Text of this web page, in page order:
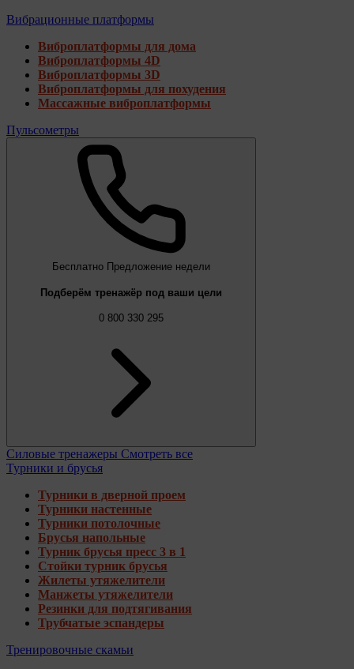
Вибрационные платформы
Виброплатформы для дома
Виброплатформы 4D
Виброплатформы 3D
Виброплатформы для похудения
Массажные виброплатформы
Пульсометры
Бесплатно Предложение недели
Подберём тренажёр под ваши цели
0 800 330 295
Силовые тренажеры Смотреть все
Турники и брусья
Турники в дверной проем
Турники настенные
Турники потолочные
Брусья напольные
Турник брусья пресс 3 в 1
Стойки турник брусья
Жилеты утяжелители
Манжеты утяжелители
Резинки для подтягивания
Трубчатые эспандеры
Тренировочные скамьи